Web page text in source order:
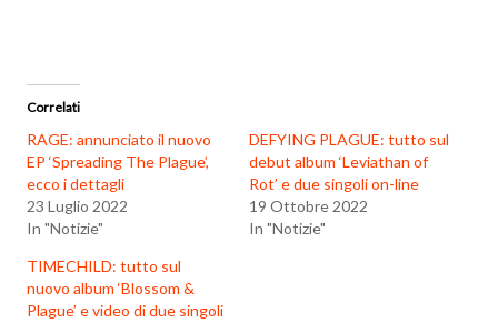
Correlati
RAGE: annunciato il nuovo
EP ‘Spreading The Plague’,
ecco i dettagli
23 Luglio 2022
In "Notizie"
DEFYING PLAGUE: tutto sul
debut album ‘Leviathan of
Rot’ e due singoli on-line
19 Ottobre 2022
In "Notizie"
TIMECHILD: tutto sul
nuovo album ‘Blossom &
Plague’ e video di due singoli